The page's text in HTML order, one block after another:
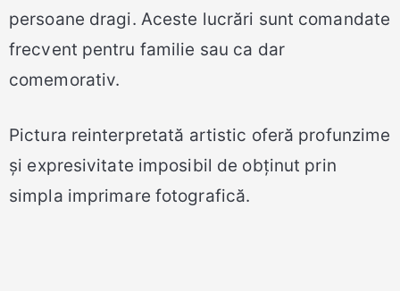
persoane dragi. Aceste lucrări sunt comandate
frecvent pentru familie sau ca dar
comemorativ.
Pictura reinterpretată artistic oferă profunzime
și expresivitate imposibil de obținut prin
simpla imprimare fotografică.